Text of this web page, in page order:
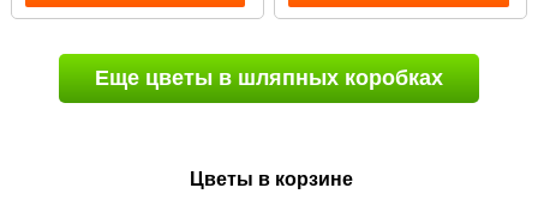
Еще цветы в шляпных коробках
Цветы в корзине